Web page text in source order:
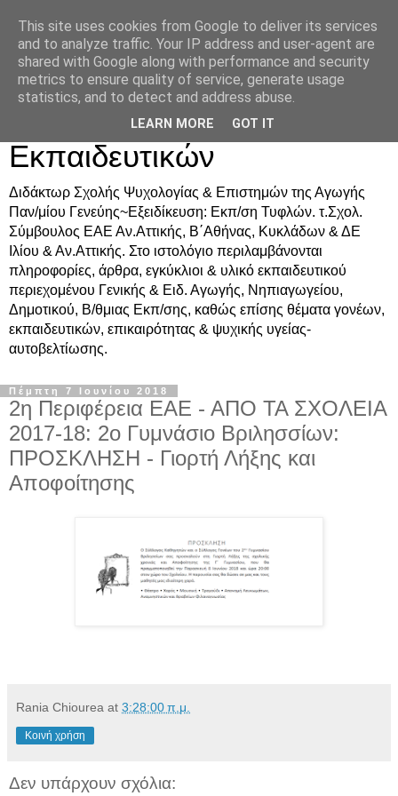
Δρ. Ράνια Χιουρέα-
Συμβουλευτική &
Υποστήριξη Γονέων &
Εκπαιδευτικών
Διδάκτωρ Σχολής Ψυχολογίας & Επιστημών της Αγωγής
Παν/μίου Γενεύης~Εξειδίκευση: Εκπ/ση Τυφλών. τ.Σχολ.
Σύμβουλος ΕΑΕ Αν.Αττικής, Β΄Αθήνας, Κυκλάδων & ΔΕ
Ιλίου & Αν.Αττικής. Στο ιστολόγιο περιλαμβάνονται
πληροφορίες, άρθρα, εγκύκλιοι & υλικό εκπαιδευτικού
περιεχομένου Γενικής & Ειδ. Αγωγής, Νηπιαγωγείου,
Δημοτικού, Β/θμιας Εκπ/σης, καθώς επίσης θέματα γονέων,
εκπαιδευτικών, επικαιρότητας & ψυχικής υγείας-
αυτοβελτίωσης.
Πέμπτη 7 Ιουνίου 2018
2η Περιφέρεια ΕΑΕ - ΑΠΟ ΤΑ ΣΧΟΛΕΙΑ
2017-18: 2ο Γυμνάσιο Βριλησσίων:
ΠΡΟΣΚΛΗΣΗ - Γιορτή Λήξης και
Αποφοίτησης
Rania Chiourea at 3:28:00 π.μ.
Κοινή χρήση
Δεν υπάρχουν σχόλια:
This site uses cookies from Google to deliver its services
and to analyze traffic. Your IP address and user-agent are
shared with Google along with performance and security
metrics to ensure quality of service, generate usage
statistics, and to detect and address abuse.
LEARN MORE GOT IT